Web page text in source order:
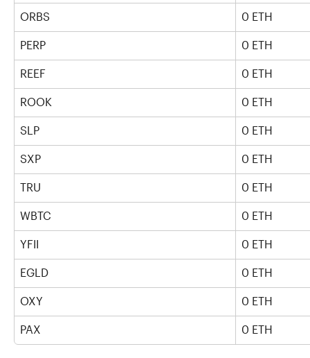
ORBS 0 ETH
PERP 0 ETH
REEF 0 ETH
ROOK 0 ETH
SLP 0 ETH
SXP 0 ETH
TRU 0 ETH
WBTC 0 ETH
YFII 0 ETH
EGLD 0 ETH
OXY 0 ETH
PAX 0 ETH